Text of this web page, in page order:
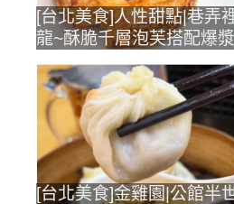
[台北美食]人性甜點|巷弄
龍~酥脆千層泡芙搭配爆
[台北美食]金雞園|公館半